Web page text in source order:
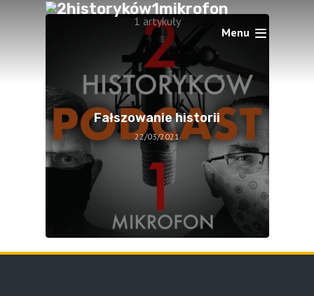
Menu
1 artykuły
Fałszowanie historii
22/03/2021